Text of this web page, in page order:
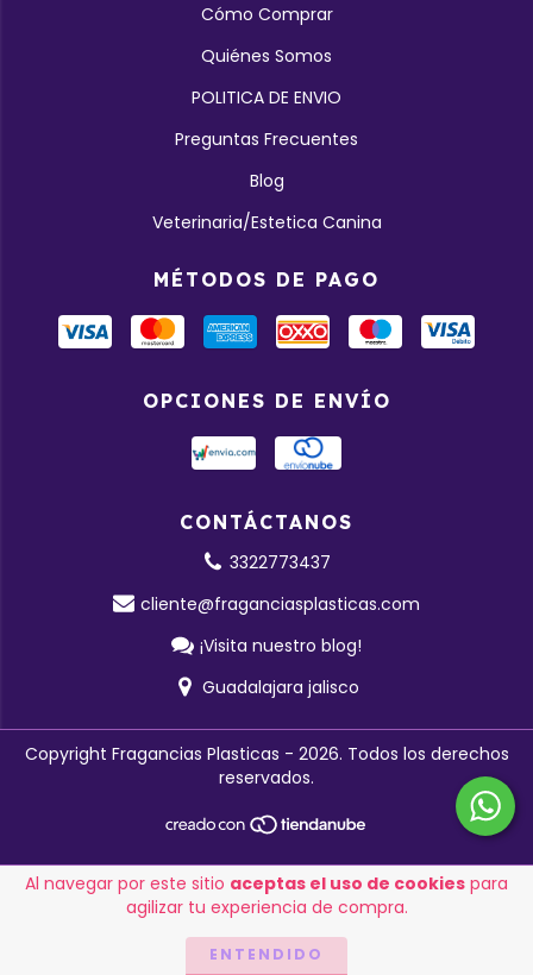
Al navegar por este sitio aceptas el uso de cookies para
agilizar tu experiencia de compra.
ENTENDIDO
Cómo Comprar
Quiénes Somos
POLITICA DE ENVIO
Preguntas Frecuentes
Blog
Veterinaria/Estetica Canina
MÉTODOS DE PAGO
OPCIONES DE ENVÍO
CONTÁCTANOS
3322773437
cliente@fraganciasplasticas.com
¡Visita nuestro blog!
Guadalajara jalisco
Copyright Fragancias Plasticas - 2026. Todos los derechos
reservados.